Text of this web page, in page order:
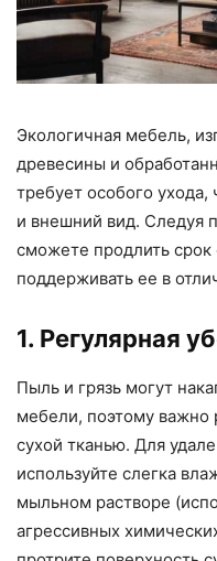
Экологичная мебель,
древесины и
требует особого ухода,
и внешний вид. Следуя
сможете продлить
поддерживать ее в
1. Регулярная
Пыль и грязь могут
мебели, поэтому важно
сухой тканью. Для
используйте слегка
мыльном растворе
агрессивных